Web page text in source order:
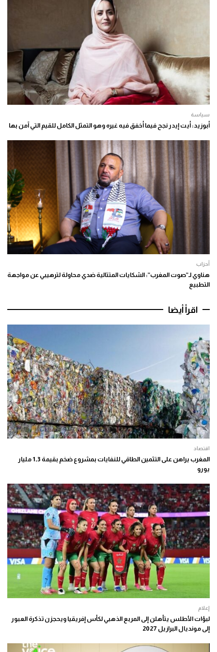
سياسة
أبوزيد: أيت إيدر نجح فيما أخفق فيه غيره وهو التمثل الكامل للقيم التي آمن بها
أحزاب
هناوي لـ”صوت المغرب”: الشكايات المتتالية ضدي محاولة لترهيبي عن مواجهة
التطبيع
اقرأ أيضا
اقتصاد
المغرب يراهن على التثمين الطاقي للنفايات بمشروع ضخم بقيمة 1,3 مليار
يورو
إعلام
لبؤات الأطلس يتأهلن إلى المربع الذهبي لكأس إفريقيا ويحجزن تذكرة العبور
إلى مونديال البرازيل 2027